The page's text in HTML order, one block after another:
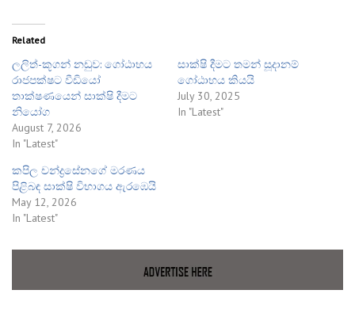
Related
ලලිත්-කූගන් නඩුව: ගෝඨාභය
රාජපක්ෂට වීඩියෝ
තාක්ෂණයෙන් සාක්ෂි දීමට
නියෝග
August 7, 2026
In "Latest"
සාක්ෂි දීමට තමන් සූදානම්
ගෝඨාභය කියයි
July 30, 2025
In "Latest"
කපිල චන්ද්‍රසේනගේ මරණය
පිළිබඳ සාක්ෂි විභාගය ඇරඹෙයි
May 12, 2026
In "Latest"